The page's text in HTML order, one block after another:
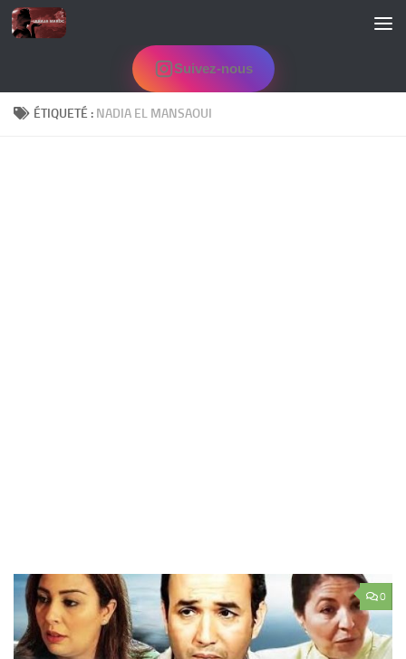
Skip to content
Suivez-nous
ÉTIQUETÉ : NADIA EL MANSAOUI
0